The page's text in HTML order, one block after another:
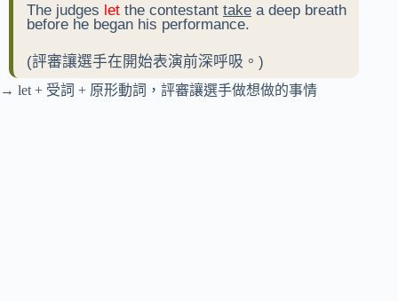
The judges let the contestant take a deep breath
before he began his performance.
(評審讓選手在開始表演前深呼吸。)
→ let + 受詞 + 原形動詞，評審讓選手做想做的事情